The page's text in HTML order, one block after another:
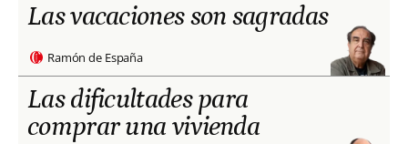
Las vacaciones son sagradas
Ramón de España
Las dificultades para
comprar una vivienda